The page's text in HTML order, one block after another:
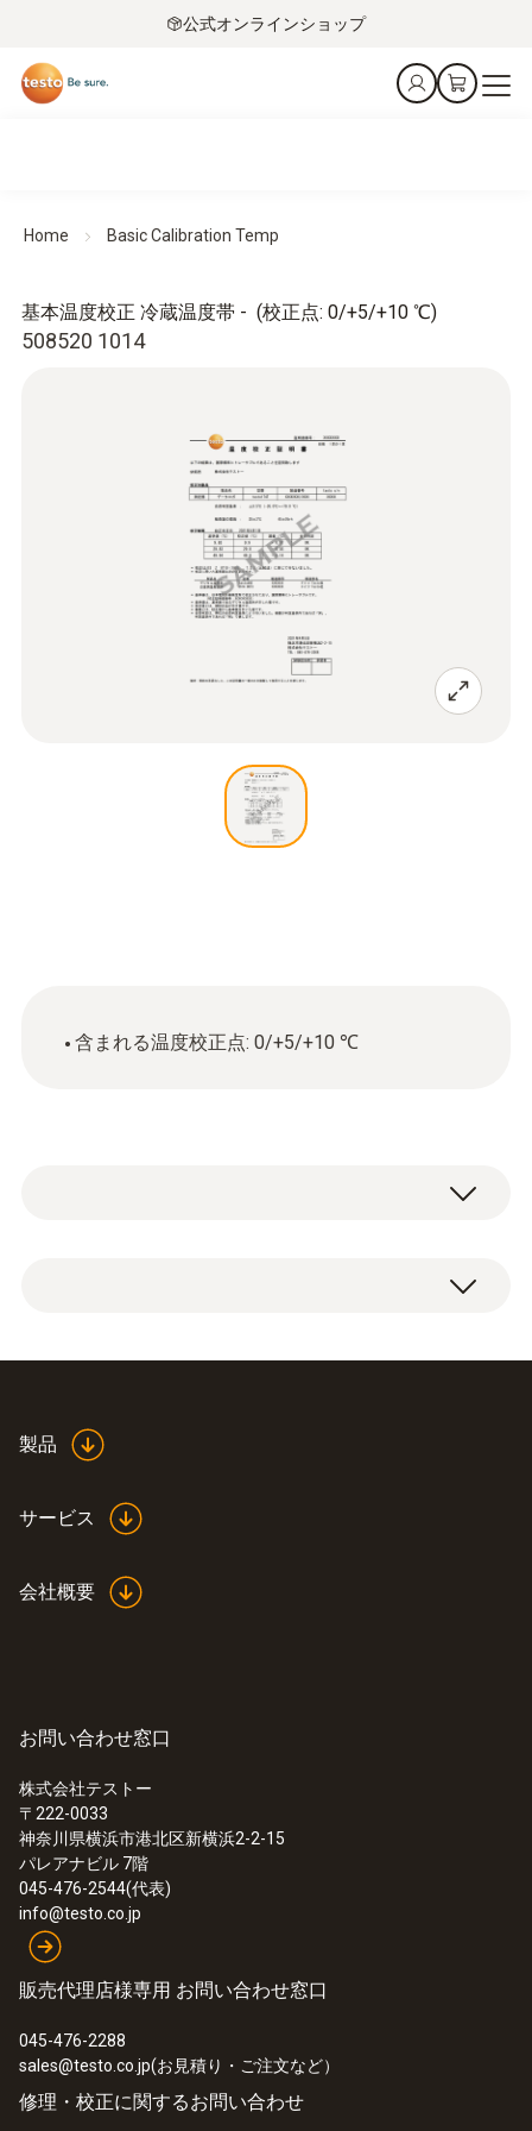
公式オンラインショップ
Home Basic Calibration Temp
508520 1014
基本温度校正 冷蔵温度帯 - (校正点: 0/+5/+10 ℃)
含まれる温度校正点: 0/+5/+10 ℃
※英文校正証明書/トレーサビリティ体系図を
校正証明書（試験成績書含む)、トレーサビ
製品
サービス
会社概要
お問い合わせ窓口
株式会社テストー
〒222-0033
神奈川県横浜市港北区新横浜2-2-15
パレアナビル 7階
045-476-2544(代表)
info@testo.co.jp
販売代理店様専用 お問い合わせ窓口
045-476-2288
sales@testo.co.jp(お見積り・ご注文など）
修理・校正に関するお問い合わせ